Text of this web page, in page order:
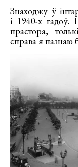
Знаходжу ў
і 1940-х
прастора,
справа я пазнаю